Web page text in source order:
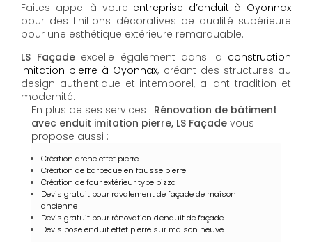
Faites appel à votre entreprise d’enduit à Oyonnax
pour des finitions décoratives de qualité supérieure
pour une esthétique extérieure remarquable.
LS Façadeexcelle également dans la construction
imitation pierre à Oyonnax, créant des structures au
design authentique et intemporel, alliant tradition et
modernité.
En plus de ses services : Rénovation de bâtiment
avec enduit imitation pierre, LS Façade vous
propose aussi :
Création arche effet pierre
Création de barbecue en fausse pierre
Création de four extérieur type pizza
Devis gratuit pour ravalement de façade de maison
ancienne
Devis gratuit pour rénovation d'enduit de façade
Devis pose enduit effet pierre sur maison neuve